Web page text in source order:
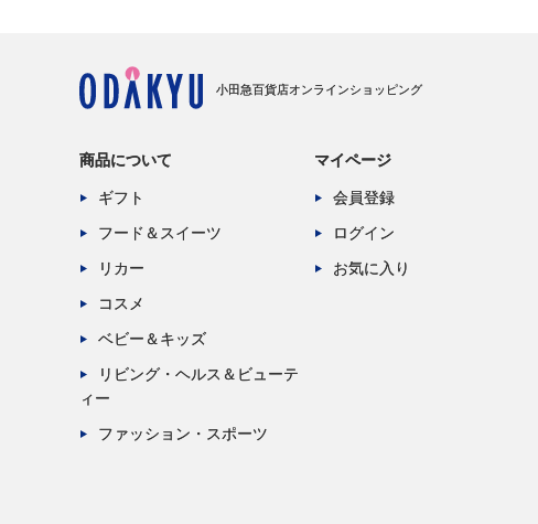
小田急百貨店オンラインショッピング
商品について
ギフト
フード＆スイーツ
リカー
コスメ
ベビー＆キッズ
リビング・ヘルス＆ビューテ
ィー
ファッション・スポーツ
マイページ
会員登録
ログイン
お気に入り